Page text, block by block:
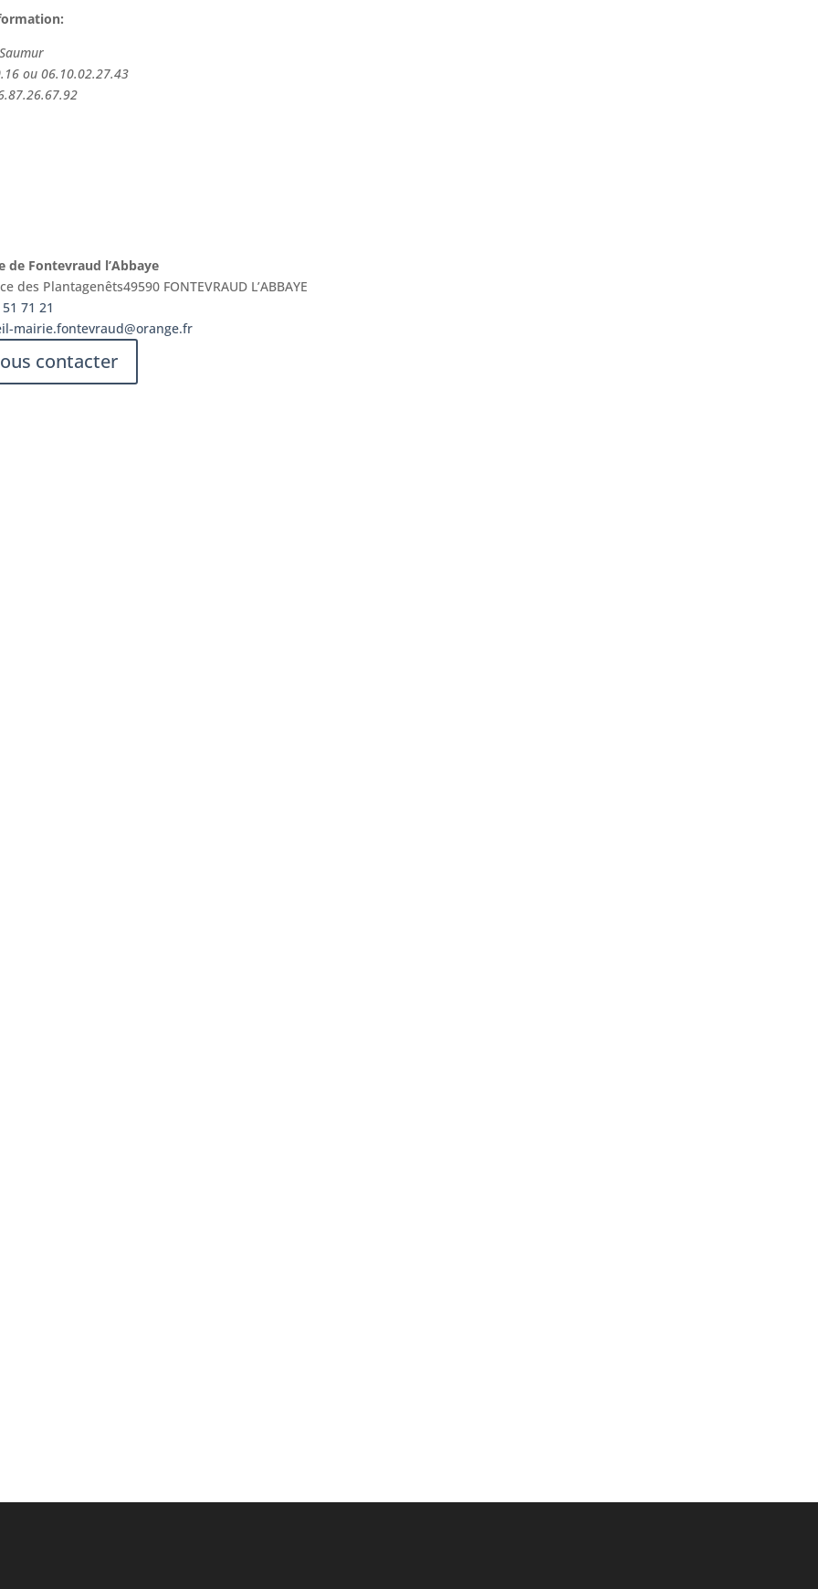
ou 06.10.02.27.43
de Fontevraud l’Abbaye
des Plantagenêts49590 FONTEVRAUD L’ABBAYE
71 21
mairie.fontevraud@orange.fr
contacter